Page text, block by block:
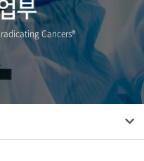
Cancers®